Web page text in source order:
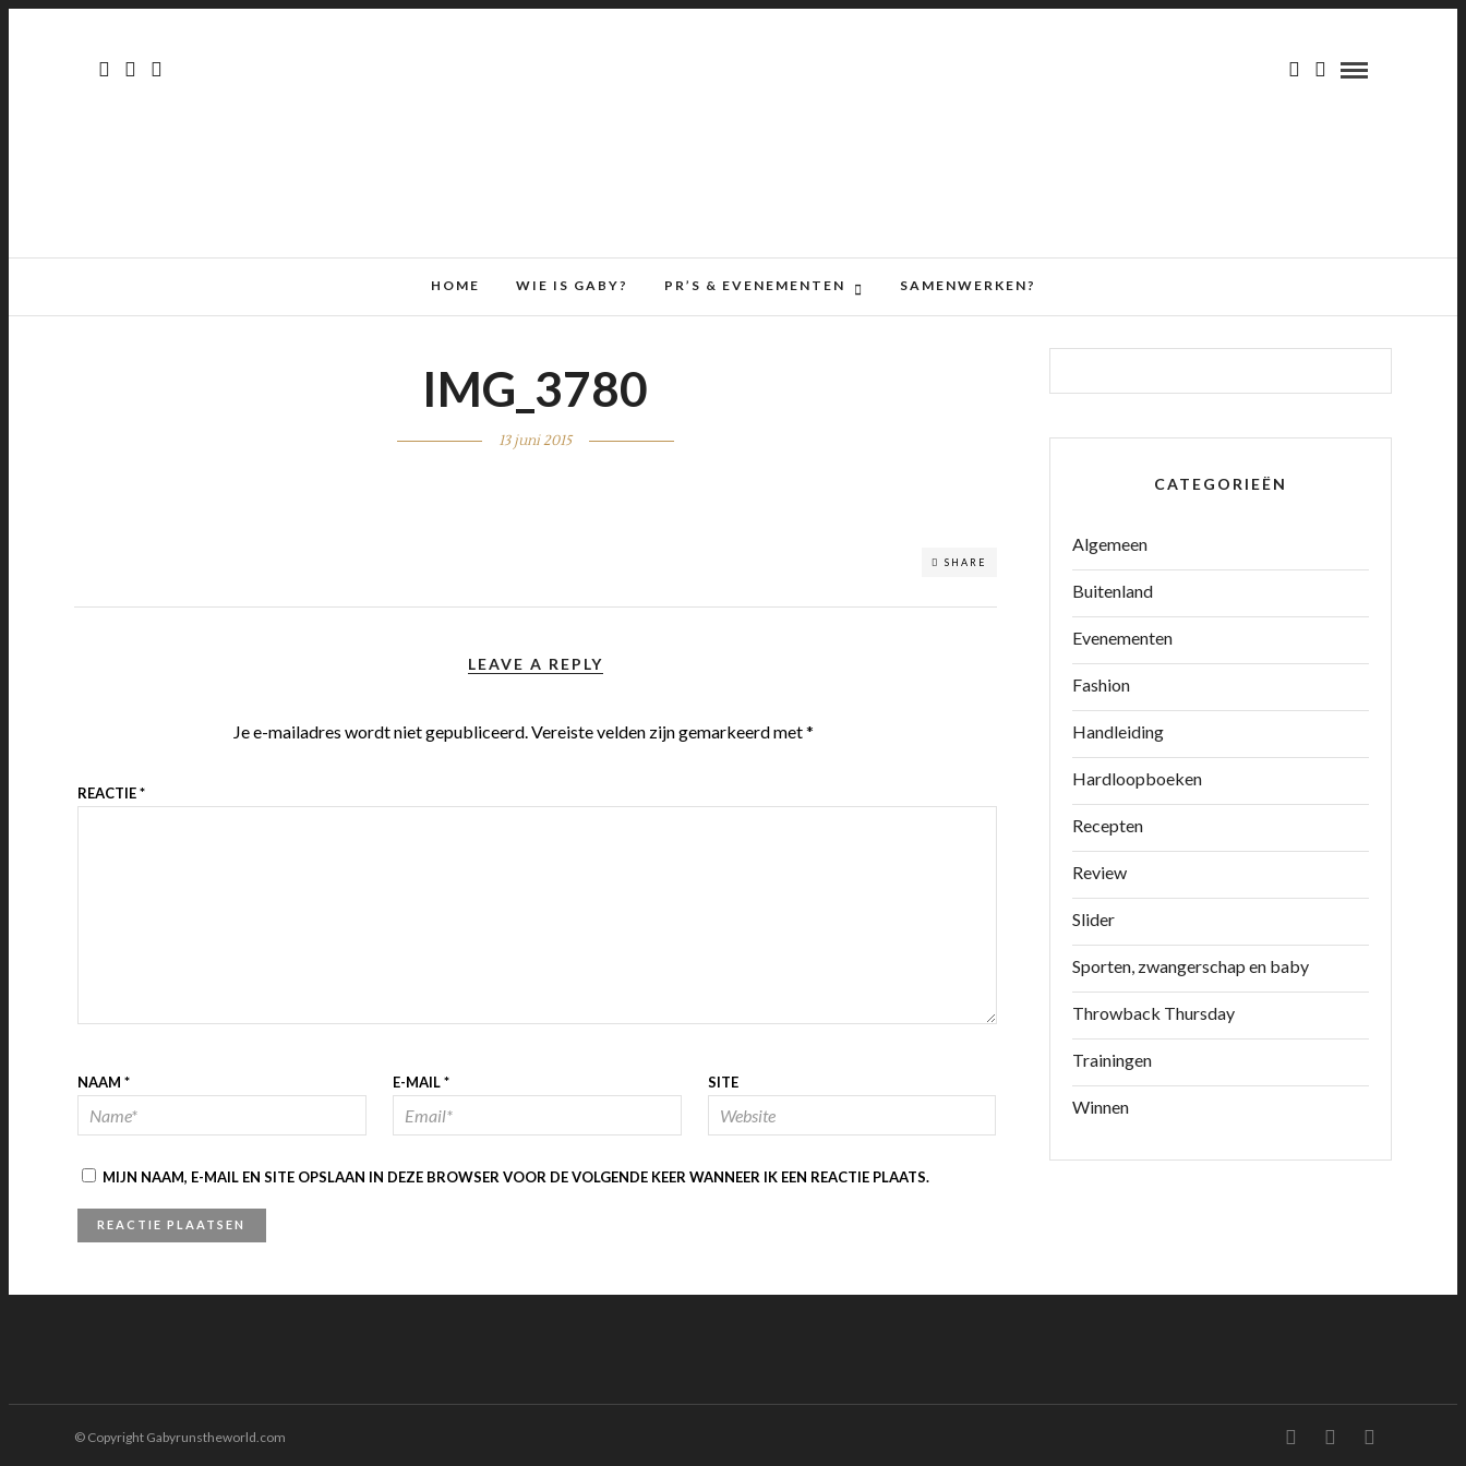
HOME WIE IS GABY? PR’S & EVENEMENTEN SAMENWERKEN?
IMG_3780
13 juni 2015
SHARE
LEAVE A REPLY
Je e-mailadres wordt niet gepubliceerd.Vereiste velden zijn gemarkeerd met*
REACTIE*
NAAM * E-MAIL* SITE
MIJN NAAM, E-MAIL EN SITE OPSLAAN IN DEZE BROWSER VOOR DE VOLGENDE KEER WANNEER IK EEN REACTIE PLAATS.
CATEGORIEËN
Algemeen
Buitenland
Evenementen
Fashion
Handleiding
Hardloopboeken
Recepten
Review
Slider
Sporten, zwangerschap en baby
Throwback Thursday
Trainingen
Winnen
© Copyright Gabyrunstheworld.com